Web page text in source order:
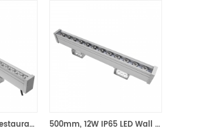
500mm, 12W IP65 LED Wall Washer RGB DMX512 Control